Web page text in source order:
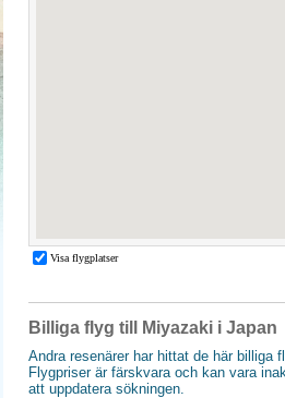
Billiga flyg till Miyazaki i Japan
Andra resenärer har hittat de här billiga
Flygpriser är färskvara och kan vara
att uppdatera sökningen.